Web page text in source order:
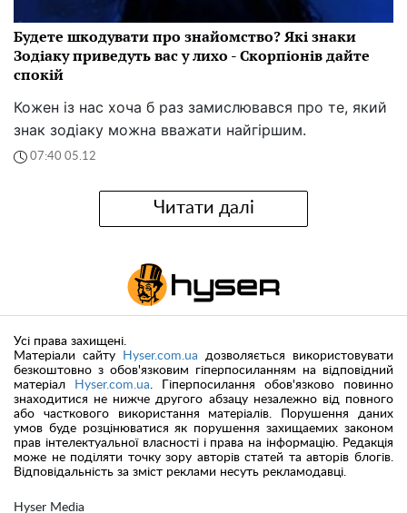
Будете шкодувати про знайомство? Які знаки
Зодіаку приведуть вас у лихо - Скорпіонів дайте
спокій
Кожен із нас хоча б раз замислювався про те, який
знак зодіаку можна вважати найгіршим.
07:40 05.12
Читати далі
Hyser Media
Усі права захищені.
Матеріали сайту
Hyser.com.ua дозволяється використовувати
безкоштовно з обов'язковим гіперпосиланням на відповідний
матеріал
Hyser.com.ua . Гіперпосилання обов'язково повинно
знаходитися не нижче другого абзацу незалежно від повного
або часткового використання матеріалів. Порушення даних
умов буде розцінюватися як порушення захищаемих законом
прав інтелектуальної власності і права на інформацію. Редакція
може не поділяти точку зору авторів статей та авторів блогів.
Відповідальність за зміст реклами несуть рекламодавці.